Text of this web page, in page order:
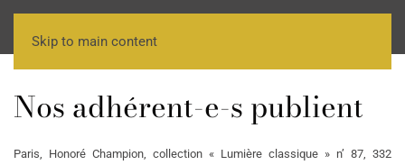
Skip to main content
Nos adhérent-e-s publient
Paris, Honoré Champion, collection « Lumière classique » n’ 87, 332